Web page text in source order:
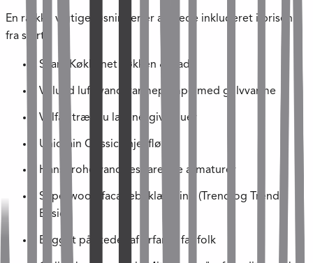
En række vigtige løsninger er allerede inkluderet i prisen
fra start:
SvaneKøkkenet køkken & bad
Vølund luft/vand-varmepumpe med gulvvarme
Velfac træ/alu lavenergivinduer
Unidrain Classic linjeafløb
Hansgrohe vandbesparende armaturer
Superwood facadebeklædning (Trend og Trend
Basic)
Bygget på stedet af erfarne fagfolk